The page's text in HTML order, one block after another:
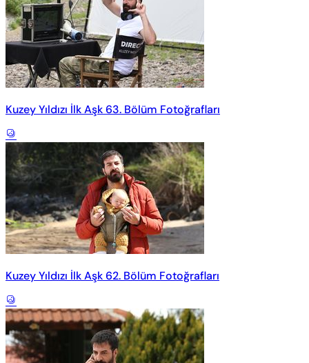
Kuzey Yıldızı İlk Aşk 63. Bölüm Fotoğrafları
Kuzey Yıldızı İlk Aşk 62. Bölüm Fotoğrafları